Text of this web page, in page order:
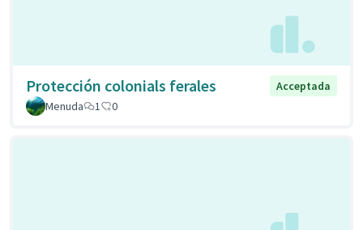
Protección colonials ferales
Acceptada
Menuda
1 0